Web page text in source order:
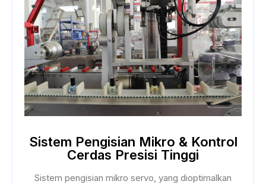
Sistem Pengisian Mikro & Kontrol
Cerdas Presisi Tinggi
Sistem pengisian mikro servo, yang dioptimalkan